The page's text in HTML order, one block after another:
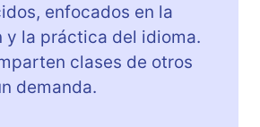
enfocados en la
y la práctica del idioma.
clases de otros
demanda.